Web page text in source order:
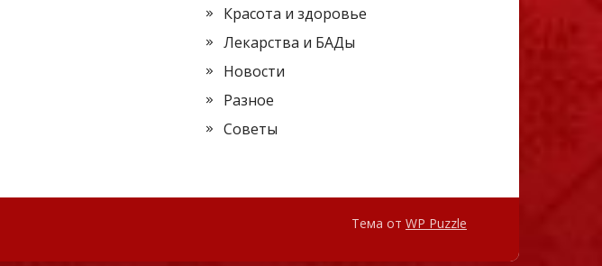
Красота и здоровье
Лекарства и БАДы
Новости
Разное
Советы
Тема от WP Puzzle